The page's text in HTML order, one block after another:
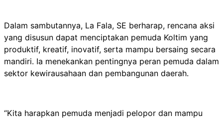
Dalam sambutannya, La Fala, SE berharap, rencana aksi
yang disusun dapat menciptakan pemuda Koltim yang
produktif, kreatif, inovatif, serta mampu bersaing secara
mandiri. Ia menekankan pentingnya peran pemuda dalam
sektor kewirausahaan dan pembangunan daerah.
“Kita harapkan pemuda menjadi pelopor dan mampu